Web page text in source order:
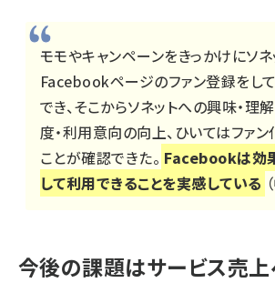
モモやキャンペーンをきっかけにソネ
Facebookページのファン登録をし
でき、そこからソネットへの興味・理
度・利用意向の向上、ひいてはファ
ことが確認できた。 Facebookは効
して利用できることを実感している
今後の課題はサービス売